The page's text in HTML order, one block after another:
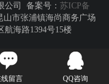
公司 备案号： 苏ICP备
市张浦镇海尚商务广场
航海路1394号15楼
号
留言 QQ咨询